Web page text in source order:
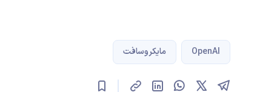
OpenAI مایکروسافت